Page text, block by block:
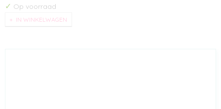
✓ Op voorraad
IN WINKELWAGEN